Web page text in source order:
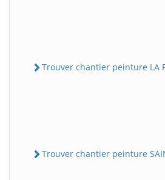
Trouver chantier peinture LA
Trouver chantier peinture